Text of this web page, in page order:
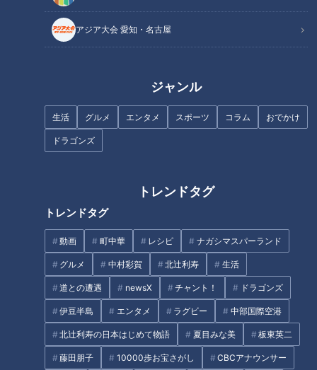
アジア大会 愛知・名古屋
ジャンル
生活 グルメ エンタメ スポーツ コラム おでかけ
ドラゴンズ
トレンドタグ
トレンドタグ
動画 町中華 レシピ ナガシマスパーランド
グルメ 中村彩賀 北辻利寿 生活
道との遭遇 newsX チャント！ ドラゴンズ
伊豆半島 エンタメ ラグビー 中部国際空港
北辻利寿の日本はじめて物語 夏目みな美 板東英二
藤田朋子 10000歩お宝さがし CBCアナウンサー
の三名です。
今回のテーマは医学界の「今年の健康漢字」。今年番組に出演
してくれた７人の名医・研究者たちが今年の漢字を一筆。その
文字を深掘りしながら、最新の医学情報や私たちの健康を守る
健康漢字 糖尿病の名医は「笑」
健康漢字 腎臓病の名医は「寿」
健康漢字 腸内細菌の研究者は「易」
健康漢字 感染症の名医は「備」
健康漢字 整形外科の名医は「股」
今年の漢字 認知症の名医は「認」
今年の健康漢字 消化器疾患の名医は「非」